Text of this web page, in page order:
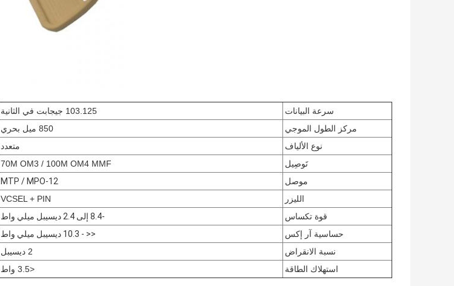
سرعة البيانات
103.125 جيجابت في الثانية
مركز الطول الموجي
850 ميل بحري
نوع الألياف
متعدد
تَوصِيل
70M OM3 / 100M OM4 MMF
موصل
MTP / MPO-12
الليزر
VCSEL + PIN
قوة تكساس
-8.4 إلى 2.4 ديسيبل ميلي واط
حساسية آر إكس
<< - 10.3 ديسيبل ميلي واط
نسبة الانقراض
2 ديسيبل
استهلاك الطاقة
<3.5 واط